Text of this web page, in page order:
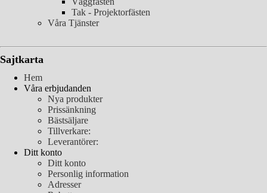
Tak - Projektorfästen
Våra Tjänster
Sajtkarta
Hem
Våra erbjudanden
Nya produkter
Prissänkning
Bästsäljare
Tillverkare:
Leverantörer:
Ditt konto
Ditt konto
Personlig information
Adresser